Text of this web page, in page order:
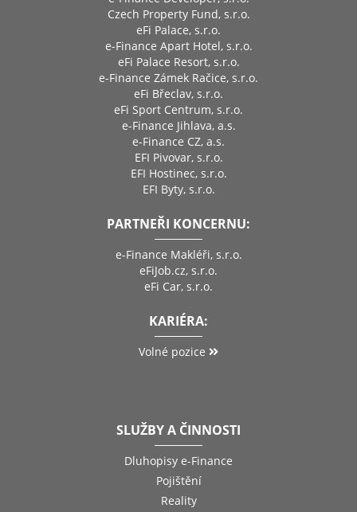
Czech Property Fund, s.r.o.
eFi Palace, s.r.o.
e-Finance Apart Hotel, s.r.o.
eFi Palace Resort, s.r.o.
e-Finance Zámek Račice, s.r.o.
eFi Břeclav, s.r.o.
eFi Sport Centrum, s.r.o.
e-Finance Jihlava, a.s.
e-Finance CZ, a.s.
EFI Pivovar, s.r.o.
EFI Hostinec, s.r.o.
EFI Byty, s.r.o.
PARTNEŘI KONCERNU:
e-Finance Makléři, s.r.o.
eFiJob.cz, s.r.o.
eFi Car, s.r.o.
KARIÉRA:
Volné pozice
SLUŽBY A ČINNOSTI
Dluhopisy e-Finance
Pojištění
Reality